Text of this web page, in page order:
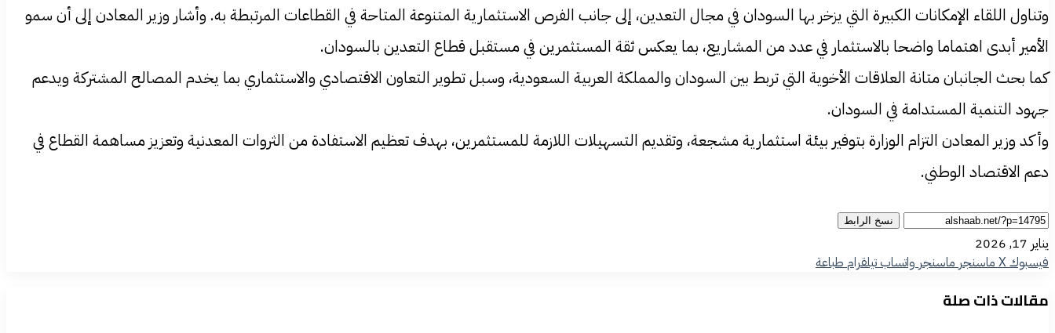
وتناول اللقاء الإمكانات الكبيرة التي يزخر بها السودان في مجال التعدين، إلى جانب الفرص الاستثمارية المتنوعة المتاحة في القطاعات المرتبطة به. وأشار وزير المعادن إلى أن سمو
الأمير أبدى اهتماما واضحا بالاستثمار في عدد من المشاريع، بما يعكس ثقة المستثمرين في مستقبل قطاع التعدين بالسودان.
كما بحث الجانبان متانة العلاقات الأخوية التي تربط بين السودان والمملكة العربية السعودية، وسبل تطوير التعاون الاقتصادي والاستثماري بما يخدم المصالح المشتركة ويدعم
جهود التنمية المستدامة في السودان.
وأكد وزير المعادن التزام الوزارة بتوفير بيئة استثمارية مشجعة، وتقديم التسهيلات اللازمة للمستثمرين، بهدف تعظيم الاستفادة من الثروات المعدنية وتعزيز مساهمة القطاع في
دعم الاقتصاد الوطني.
نسخ الرابط
يناير 17, 2026
فيسبوك‫Xماسنجر ماسنجر واتسابتيلقرامطباعة
مقالات ذات صلة